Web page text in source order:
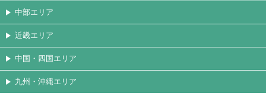
中部エリア
近畿エリア
中国・四国エリア
九州・沖縄エリア